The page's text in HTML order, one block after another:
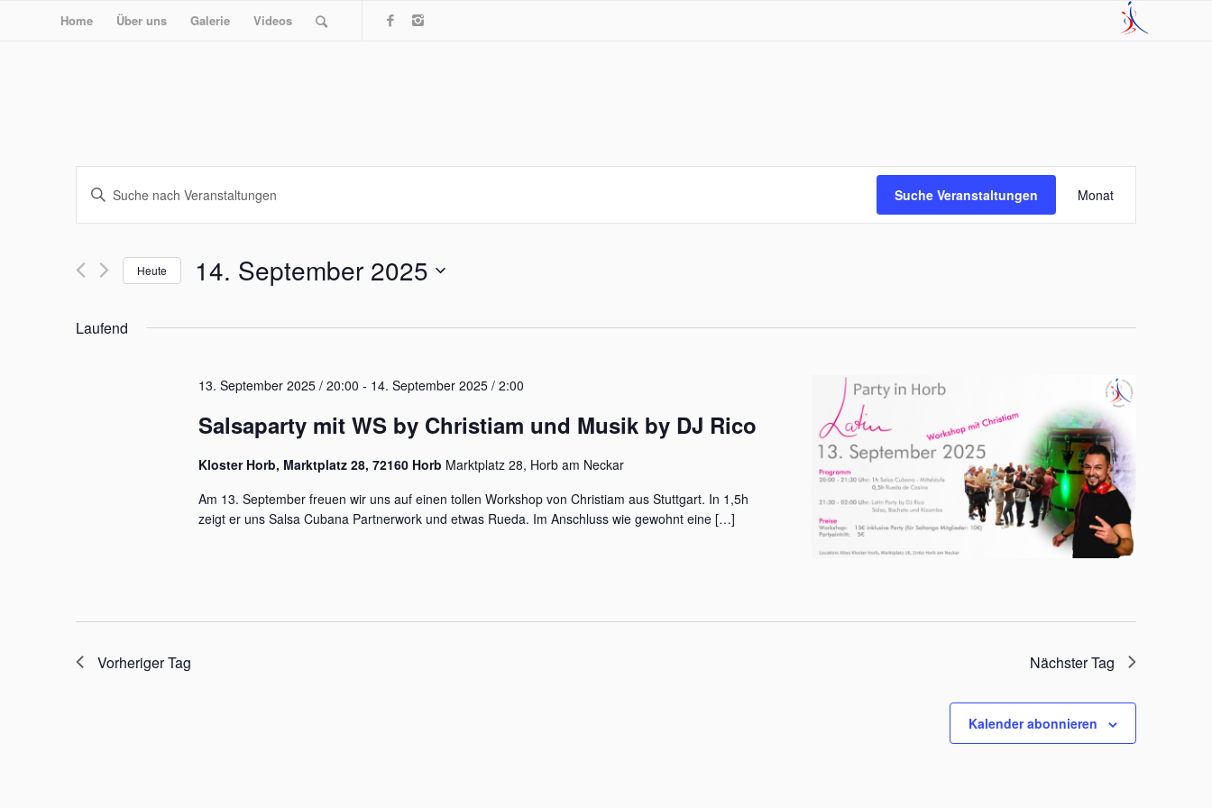
Home Über uns Galerie Videos
Veranstaltungen
Suche
und
Ansichten,
Navigation
Bitte
nach
Suche Veranstaltungen
Veranstaltung
Ansichten-
Monat
Heute 14. September 2025
Laufend
13. September 2025 / 20:00 - 14. September 2025 / 2:00
Salsaparty mit WS by Christiam und Musik by DJ Rico
Kloster Horb, Marktplatz 28, 72160 Horb Marktplatz 28, Horb am Neckar
Am 13. September freuen wir uns auf einen tollen Workshop von Christiam aus Stuttgart. In 1,5h
zeigt er uns Salsa Cubana Partnerwork und etwas Rueda. Im Anschluss wie gewohnt eine […]
Vorheriger Tag Nächster Tag
Kalender abonnieren